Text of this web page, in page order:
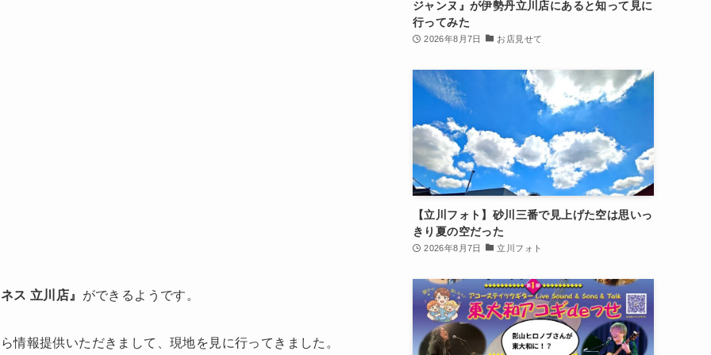
ス 立川店』 ができるようです。
情報提供いただきまして、現地を見に行ってきました。
ジャンヌ』が伊勢丹立川店にあると知って見に
行ってみた
2026年8月7日 お店見せて
【立川フォト】砂川三番で見上げた空は思いっ
きり夏の空だった
2026年8月7日 立川フォト